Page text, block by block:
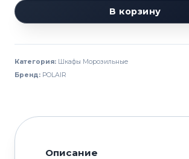
товара
Шкаф
CB114-
В корзину
Категория: Шкафы Морозильные
Бренд: POLAIR
Описание